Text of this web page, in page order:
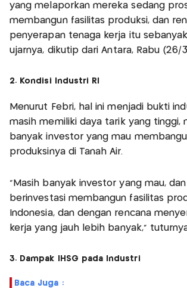
yang melaporkan mereka sedang
membangun fasilitas produksi, dan
penyerapan tenaga kerja itu
ujarnya, dikutip dari Antara, Rabu (26/
2. Kondisi Industri RI
Menurut Febri, hal ini menjadi bukti
masih memiliki daya tarik yang tinggi,
banyak investor yang mau
produksinya di Tanah Air.
"Masih banyak investor yang mau,
berinvestasi membangun fasilitas
Indonesia, dan dengan rencana
kerja yang jauh lebih banyak,"
3. Dampak IHSG pada Industri
Baca Juga :